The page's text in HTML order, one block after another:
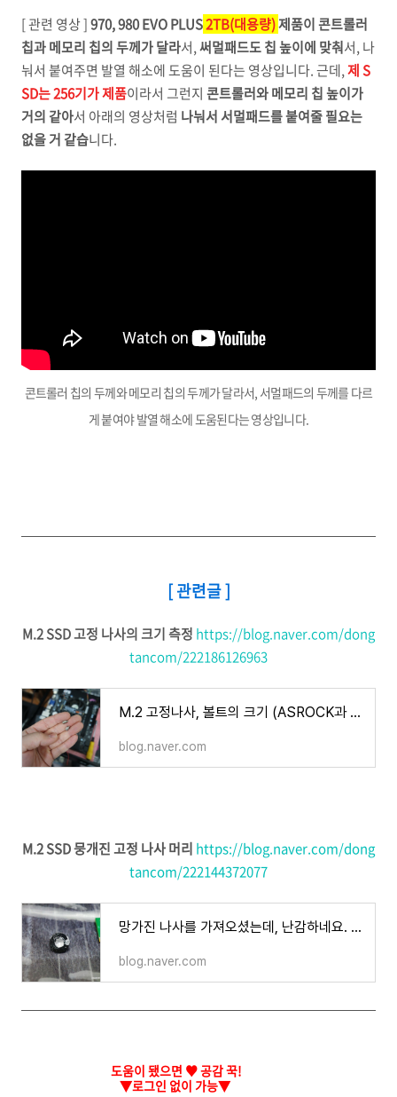
[ 관련 영상 ]970, 980 EVO PLUS2TB(대용량)제품이 콘트롤러
칩과 메모리 칩의 두께가 달라서,써멀패드도 칩 높이에 맞춰서, 나
눠서 붙여주면 발열 해소에 도움이 된다는 영상입니다. 근데,제 S
SD는 256기가 제품이라서 그런지 콘트롤러와 메모리 칩 높이가
거의 같아서 아래의 영상처럼 나눠서 서멀패드를 붙여줄 필요는
없을 거 같습니다.
콘트롤러 칩의 두께와 메모리 칩의 두께가 달라서, 서멀패드의 두께를 다르
게 붙여야 발열 해소에 도움된다는 영상입니다.
[ 관련글 ]
M.2 SSD 고정 나사의 크기 측정 https://blog.naver.com/dong
tancom/222186126963
M.2 고정나사, 볼트의 크기 (ASROCK과 ASUS)
blog.naver.com
M.2 SSD 뭉개진 고정 나사 머리 https://blog.naver.com/dong
tancom/222144372077
망가진 나사를 가져오셨는데, 난감하네요. (빠가, 야마) + M.2 나사
blog.naver.com